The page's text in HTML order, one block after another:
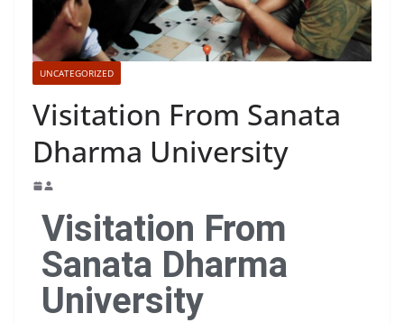
UNCATEGORIZED
Visitation From Sanata
Dharma University
Visitation From
Sanata Dharma
University